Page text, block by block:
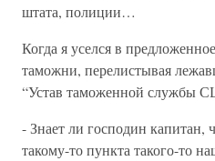
штата, полиции…
Когда я уселся в
таможни, перелистывая
“Устав таможенной службы
- Знает ли господин капитан,
такому-то пункта такого-то